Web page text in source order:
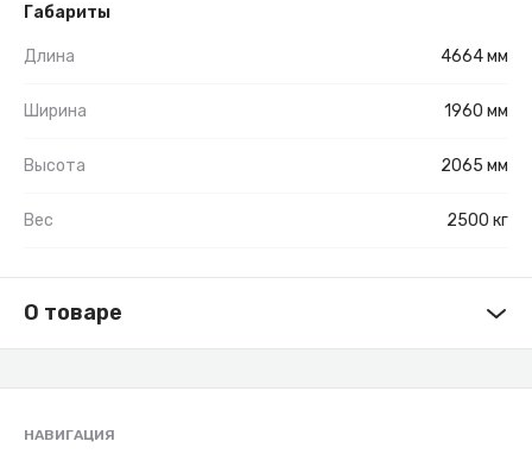
Габариты
Длина 4664 мм
Ширина 1960 мм
Высота 2065 мм
Вес 2500 кг
О товаре
НАВИГАЦИЯ